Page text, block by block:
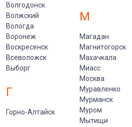
Волгодонск
Волжский
Вологда
Воронеж
Воскресенск
Всеволожск
Выборг
Г
Горно-Алтайск
М
Магадан
Магнитогорск
Махачкала
Миасс
Москва
Муравленко
Мурманск
Муром
Мытищи